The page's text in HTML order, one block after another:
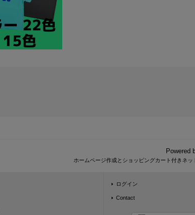
Powered
ホームページ作成とショッピングカート付きネッ
ログイン
Contact